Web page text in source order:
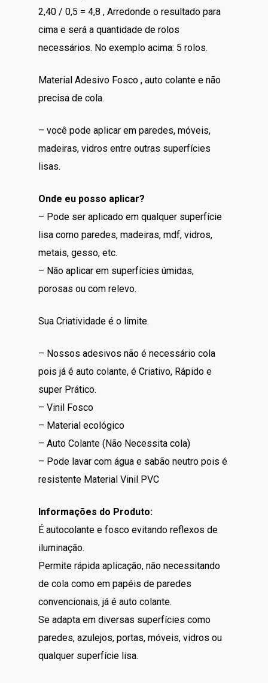
2,40 / 0,5 = 4,8 , Arredonde o resultado para
cima e será a quantidade de rolos
necessários. No exemplo acima: 5 rolos.
Material Adesivo Fosco , auto colante e não
precisa de cola.
– você pode aplicar em paredes, móveis,
madeiras, vidros entre outras superfícies
lisas.
Onde eu posso aplicar?
– Pode ser aplicado em qualquer superfície
lisa como paredes, madeiras, mdf, vidros,
metais, gesso, etc.
– Não aplicar em superfícies úmidas,
porosas ou com relevo.
Sua Criatividade é o limite.
– Nossos adesivos não é necessário cola
pois já é auto colante, é Criativo, Rápido e
super Prático.
– Vinil Fosco
– Material ecológico
– Auto Colante (Não Necessita cola)
– Pode lavar com água e sabão neutro pois é
resistente Material Vinil PVC
Informações do Produto:
É autocolante e fosco evitando reflexos de
iluminação.
Permite rápida aplicação, não necessitando
de cola como em papéis de paredes
convencionais, já é auto colante.
Se adapta em diversas superfícies como
paredes, azulejos, portas, móveis, vidros ou
qualquer superfície lisa.